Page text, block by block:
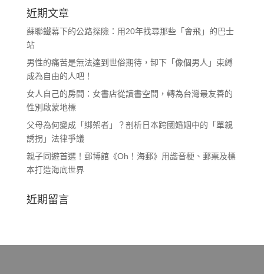
近期文章
蘇聯鐵幕下的公路探險：用20年找尋那些「會飛」的巴士
站
男性的痛苦是無法達到世俗期待，卸下「像個男人」束縛
成為自由的人吧！
女人自己的房間：女書店從讀書空間，轉為台灣最友善的
性別啟蒙地標
父母為何變成「綁架者」？剖析日本跨國婚姻中的「單親
誘拐」法律爭議
親子同遊首選！郵博館《Oh！海郵》用諧音梗、郵票及標
本打造海底世界
近期留言